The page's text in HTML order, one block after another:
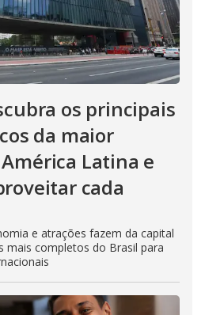
os principais
da maior
Latina e
cada
e atrações fazem da capital
mais completos do Brasil para